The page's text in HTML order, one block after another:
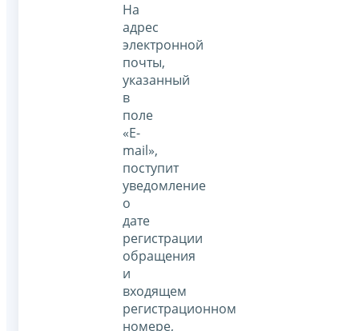
На
адрес
электронной
почты,
указанный
в
поле
«E-
mail»,
поступит
уведомление
о
дате
регистрации
обращения
и
входящем
регистрационном
номере,